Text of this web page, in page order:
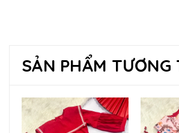
SẢN PHẨM TƯƠNG